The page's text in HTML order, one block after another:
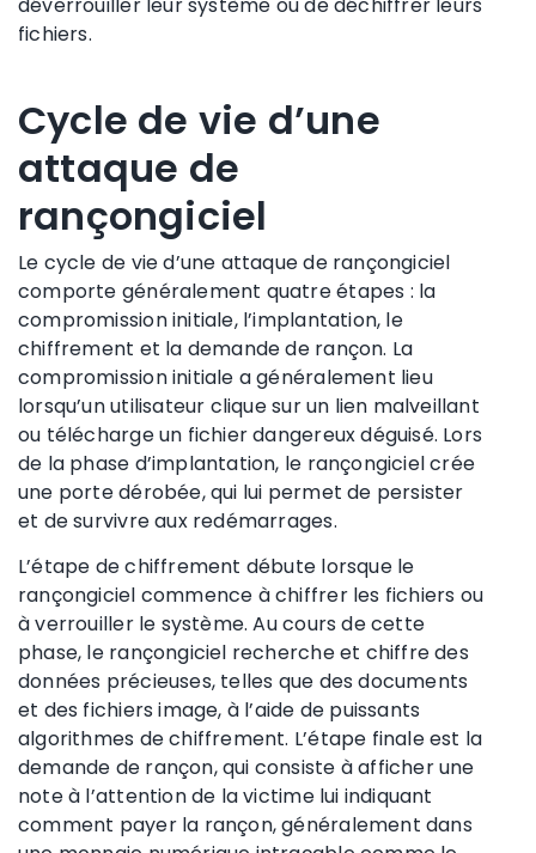
fichiers.
Cycle de vie d’une
attaque de
rançongiciel
Le cycle de vie d’une attaque de rançongiciel
comporte généralement quatre étapes : la
compromission initiale, l’implantation, le
chiffrement et la demande de rançon. La
compromission initiale a généralement lieu
lorsqu’un utilisateur clique sur un lien malveillant
ou télécharge un fichier dangereux déguisé. Lors
de la phase d’implantation, le rançongiciel crée
une porte dérobée, qui lui permet de persister
et de survivre aux redémarrages.
L’étape de chiffrement débute lorsque le
rançongiciel commence à chiffrer les fichiers ou
à verrouiller le système. Au cours de cette
phase, le rançongiciel recherche et chiffre des
données précieuses, telles que des documents
et des fichiers image, à l’aide de puissants
algorithmes de chiffrement. L’étape finale est la
demande de rançon, qui consiste à afficher une
note à l’attention de la victime lui indiquant
comment payer la rançon, généralement dans